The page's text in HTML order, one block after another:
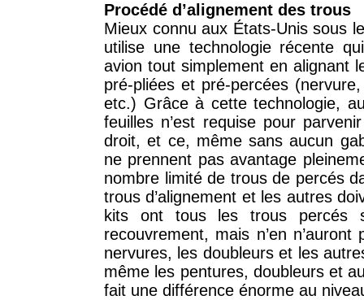
Procédé d’alignement des trous
Mieux connu aux États-Unis sous
utilise une technologie récente
avion tout simplement en alignant
pré-pliées et pré-percées
etc.) Grâce à cette technologie,
feuilles n’est requise pour
droit, et ce, même sans aucun
ne prennent pas avantage
nombre limité de trous de percés
trous d’alignement et les autres
kits ont tous les trous percés
recouvrement, mais n’en
nervures, les doubleurs et les
même les pentures, doubleurs et
fait une différence énorme au